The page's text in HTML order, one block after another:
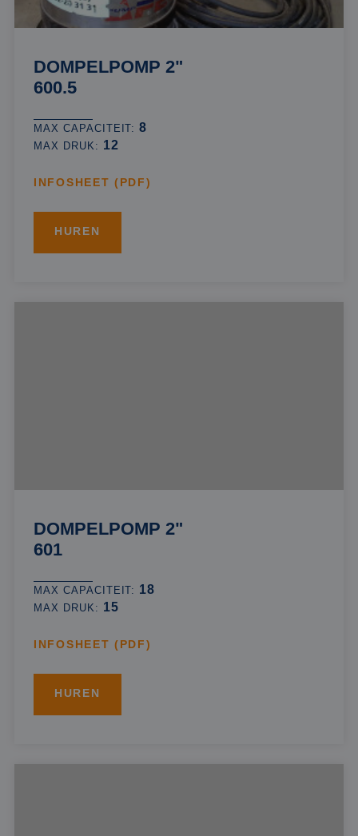
DOMPELPOMP 2"
600.5
MAX CAPACITEIT:8
MAX DRUK: 12
INFOSHEET (PDF)
HUREN
DOMPELPOMP 2"
601
MAX CAPACITEIT: 18
MAX DRUK: 15
INFOSHEET (PDF)
HUREN